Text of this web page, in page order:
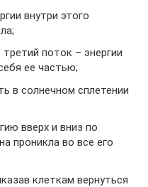
внутри этого
поток – энергии
ее частью;
в солнечном сплетении
вверх и вниз по
проникла во все его
клеткам вернуться